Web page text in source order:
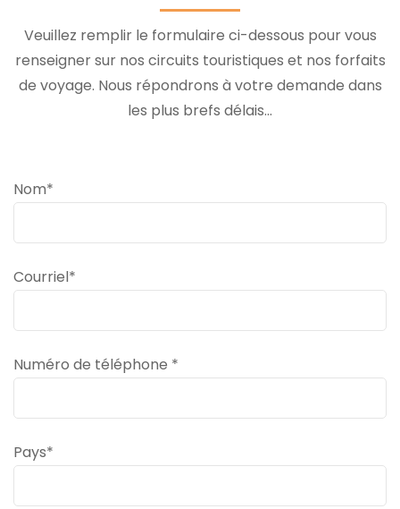
Veuillez remplir le formulaire ci-dessous pour vous
renseigner sur nos circuits touristiques et nos forfaits
de voyage. Nous répondrons à votre demande dans
les plus brefs délais...
Nom*
Courriel*
Numéro de téléphone *
Pays*